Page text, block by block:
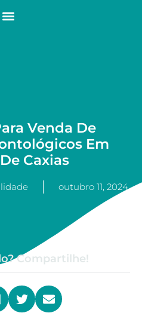
Venda De
Em
Caxias
outubro 11, 2024
Compartilhe!